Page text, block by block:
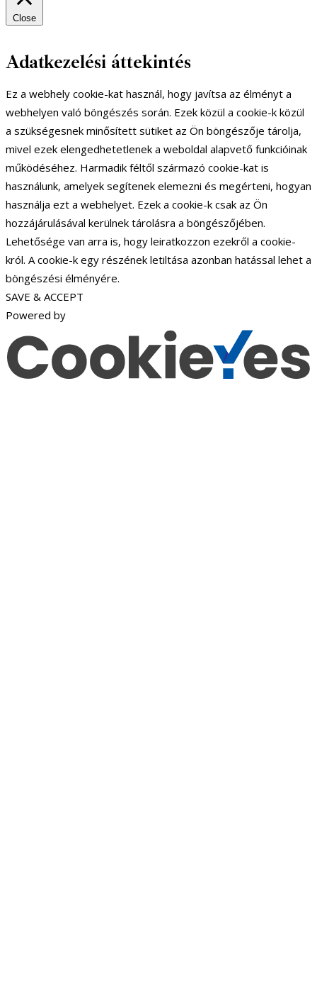
Close
Adatkezelési áttekintés
Ez a webhely cookie-kat használ, hogy javítsa az élményt a
webhelyen való böngészés során. Ezek közül a cookie-k közül
a szükségesnek minősített sütiket az Ön böngészője tárolja,
mivel ezek elengedhetetlenek a weboldal alapvető funkcióinak
működéséhez. Harmadik féltől származó cookie-kat is
használunk, amelyek segítenek elemezni és megérteni, hogyan
használja ezt a webhelyet. Ezek a cookie-k csak az Ön
hozzájárulásával kerülnek tárolásra a böngészőjében.
Lehetősége van arra is, hogy leiratkozzon ezekről a cookie-
król. A cookie-k egy részének letiltása azonban hatással lehet a
böngészési élményére.
SAVE & ACCEPT
Powered by